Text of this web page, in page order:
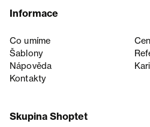
Informace
Co umíme
Šablony
Nápověda
Kontakty
Skupina Shoptet